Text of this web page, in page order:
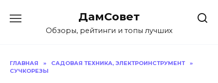
содержанию
ДамСовет
Обзоры, рейтинги и топы лучших
ГЛАВНАЯ » САДОВАЯ ТЕХНИКА, ЭЛЕКТРОИНСТРУМЕНТ
»
СУЧКОРЕЗЫ